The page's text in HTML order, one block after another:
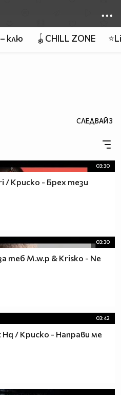
клю 🪀CHILL ZONE
СЛЕДВАЙ3
03:30
/ Криско - Брех тези
03:30
теб M.w.p & Krisko - Ne
03:42
/ Криско - Направи ме